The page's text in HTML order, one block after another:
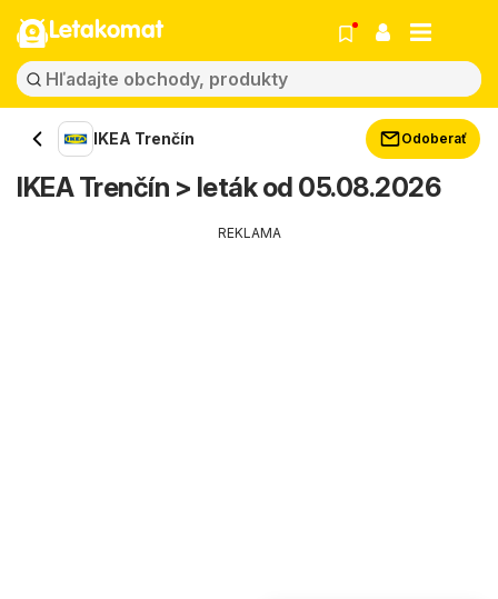
Letakomat
IKEA Trenčín Odoberať
IKEA Trenčín > leták od 05.08.2026
REKLAMA